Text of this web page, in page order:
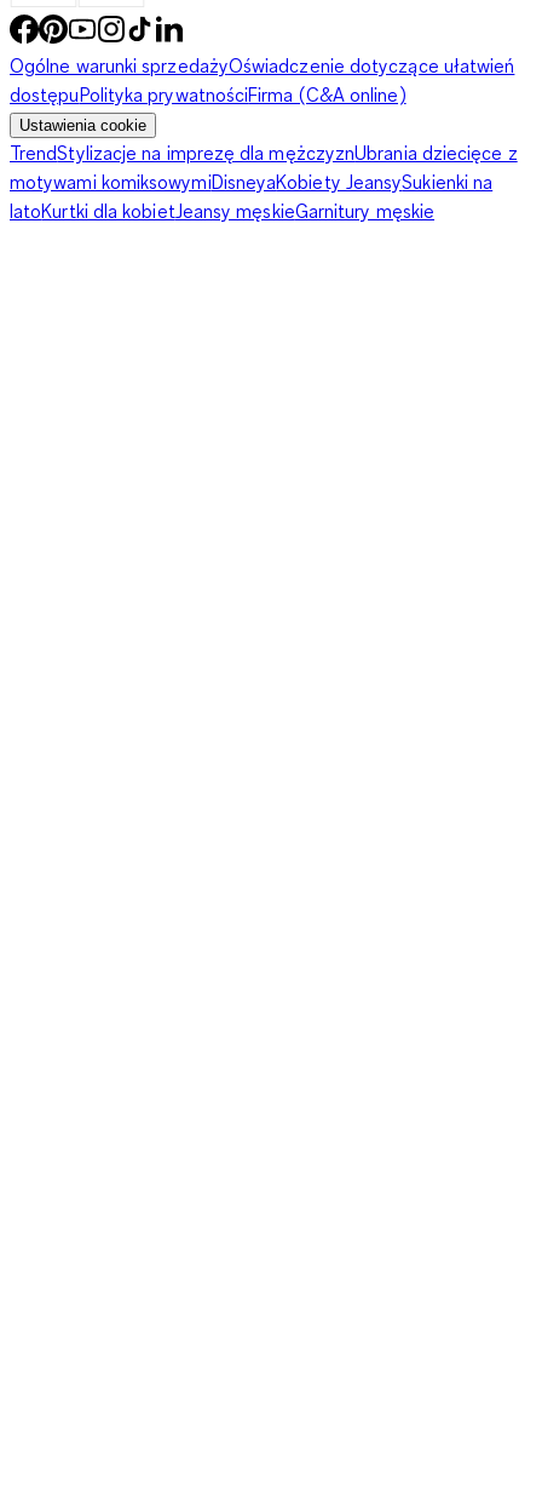
Ogólne warunki sprzedażyOświadczenie dotyczące ułatwień
dostępuPolityka prywatnościFirma (C&A online)
Ustawienia cookie
TrendStylizacje na imprezę dla mężczyznUbrania dziecięce z
motywami komiksowymiDisneyaKobiety JeansySukienki na
latoKurtki dla kobiet Jeansy męskieGarnitury męskie